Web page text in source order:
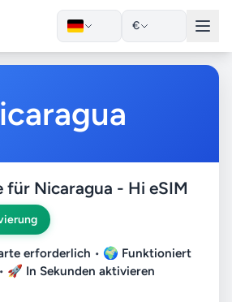
€
für Nicaragua - Hi eSIM
erforderlich • 🌍 Funktioniert
🚀 In Sekunden aktivieren